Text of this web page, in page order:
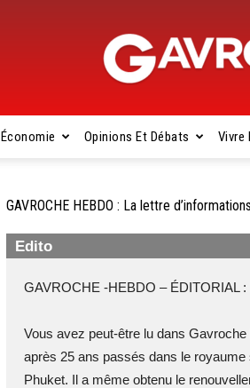
Économie Opinions Et Débats Vivre
GAVROCHE HEBDO : La lettre
Edito
GAVROCHE -HEBDO – ÉDITORIAL
Vous avez peut-être lu dans
après 25 ans passés dans le royaume
Phuket. Il a même obtenu le